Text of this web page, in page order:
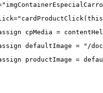
cpMedia =
defaultImage = "/
productImage =